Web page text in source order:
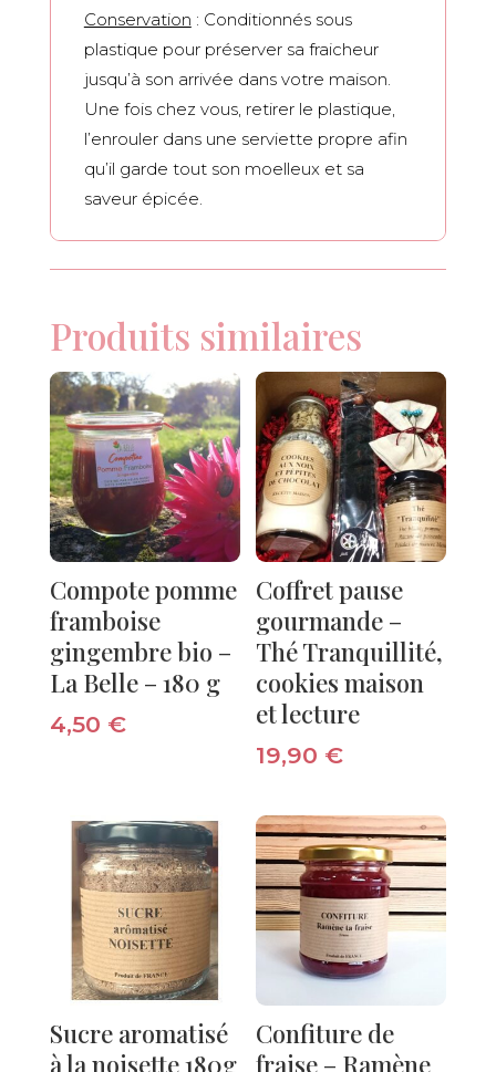
Conservation : Conditionnés sous
plastique pour préserver sa fraicheur
jusqu’à son arrivée dans votre maison.
Une fois chez vous, retirer le plastique,
l’enrouler dans une serviette propre afin
qu’il garde tout son moelleux et sa
saveur épicée.
Produits similaires
Compote pomme
framboise
gingembre bio –
La Belle – 180 g
4,50 €
Coffret pause
gourmande –
Thé Tranquillité,
cookies maison
et lecture
19,90 €
Sucre aromatisé
à la noisette 180g
Confiture de
fraise – Ramène